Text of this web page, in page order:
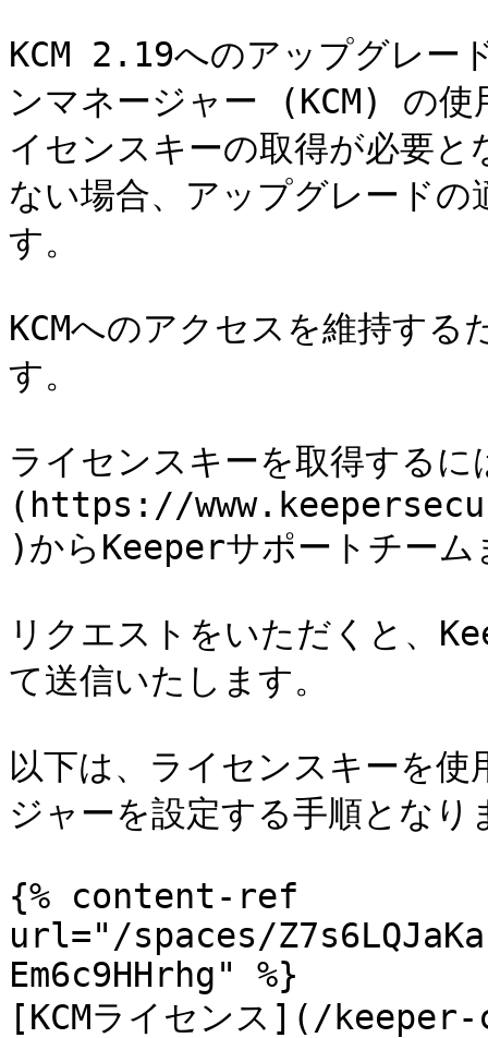
KCM 2.19へのアップグレー
ンマネージャー (KCM) の使
イセンスキーの取得が必要
ない場合、アップグレードの
す。
KCMへのアクセスを維持す
す。
ライセンスキーを取得する
(https://
)からKeeperサポートチーム
リクエストをいただくと、
て送信いたします。
以下は、ライセンスキーを
ジャーを設定する手順となり
{% content-ref
url="/spaces/
Em6c9HHrhg" %}
[KCMライセンス](/